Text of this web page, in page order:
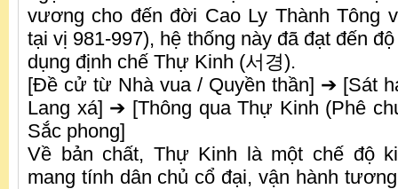
vương cho đến đời Cao Ly Thành Tông
tại vị 981-997), hệ thống này đã đạt đến
dụng định chế Thự Kinh (서경).
[Đề cử từ Nhà vua / Quyền thần] ➔ [Sát
Lang xá] ➔ [Thông qua Thự Kinh (Phê
Sắc phong]
Về bản chất, Thự Kinh là một chế độ
mang tính dân chủ cổ đại, vận hành